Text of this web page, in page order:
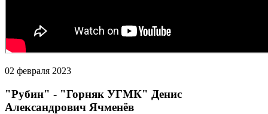
02 февраля 2023
"Рубин" - "Горняк УГМК" Денис
Александрович Ячменёв